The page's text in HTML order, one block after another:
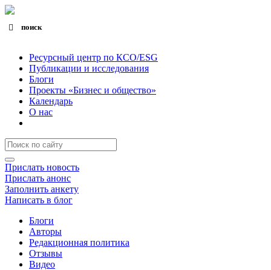
поиск
Ресурсный центр по КСО/ESG
Публикации и исследования
Блоги
Проекты «Бизнес и общество»
Календарь
О нас
Прислать новость
Прислать анонс
Заполнить анкету
Написать в блог
Блоги
Авторы
Редакционная политика
Отзывы
Видео